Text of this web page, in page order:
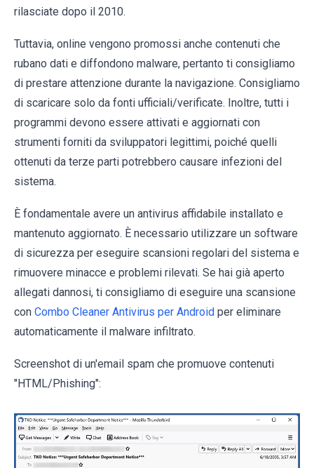
rilasciate dopo il 2010.
Tuttavia, online vengono promossi anche contenuti che
rubano dati e diffondono malware, pertanto ti consigliamo
di prestare attenzione durante la navigazione. Consigliamo
di scaricare solo da fonti ufficiali/verificate. Inoltre, tutti i
programmi devono essere attivati e aggiornati con
strumenti forniti da sviluppatori legittimi, poiché quelli
ottenuti da terze parti potrebbero causare infezioni del
sistema.
È fondamentale avere un antivirus affidabile installato e
mantenuto aggiornato. È necessario utilizzare un software
di sicurezza per eseguire scansioni regolari del sistema e
rimuovere minacce e problemi rilevati. Se hai già aperto
allegati dannosi, ti consigliamo di eseguire una scansione
con Combo Cleaner Antivirus per Android per eliminare
automaticamente il malware infiltrato.
Screenshot di un'email spam che promuove contenuti
"HTML/Phishing":